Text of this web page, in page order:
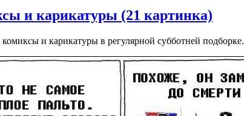
и карикатуры (21 картинка)
и карикатуры в регулярной субботней подборке.